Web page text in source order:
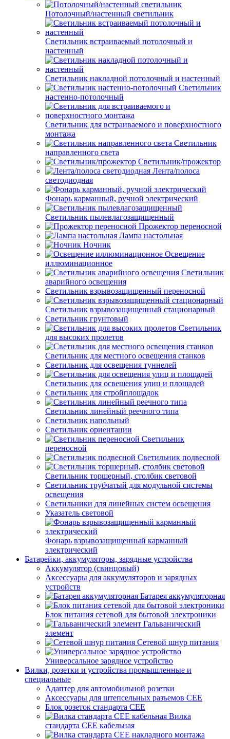
Потолочный/настенный светильник
Светильник встраиваемый потолочный и
настенный
Светильник накладной потолочный и настенный
Светильник
настенно-потолочный
Светильник для встраиваемого и поверхностного
монтажа
Светильник
направленного света
Светильник/прожектор
Лента/полоса
светодиодная
Фонарь карманный, ручной электрический
Светильник пылевлагозащищенный
Прожектор переносной
Лампа настольная
Ночник
Освещение
иллюминационное
Светильник
аварийного освещения
Светильник взрывозащищенный переносной
Светильник взрывозащищенный стационарный
Светильник грунтовый
Светильник
для высоких пролетов
Светильник для местного освещения станков
Светильник для освещения туннелей
Светильник для освещения улиц и площадей
Светильник для стройплощадок
Светильник линейный реечного типа
Светильник напольный
Светильник ориентации
Светильник
переносной
Светильник подвесной
Светильник торшерный, столбик световой
Светильник трубчатый для модульной системы
освещения
Светильники для линейных систем освещения
Указатель световой
Фонарь взрывозащищенный карманный
электрический
Батарейки, аккумуляторы, зарядные устройства
Аккумулятор (свинцовый)
Аксессуары для аккумуляторов и зарядных
устройств
Батарея аккумуляторная
Блок питания сетевой для бытовой электроники
Гальванический
элемент
Сетевой шнур питания
Универсальное зарядное устройство
Вилки, розетки и устройства промышленные и
специальные
Адаптер для автомобильной розетки
Аксессуары для штепсельных разъемов CEE
Блок розеток стандарта CEE
Вилка
стандарта CEE кабельная